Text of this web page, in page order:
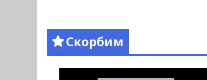
Скорбим